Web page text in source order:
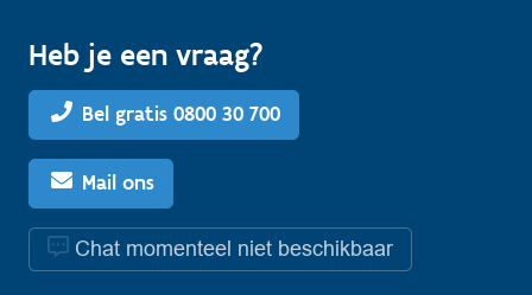
Heb je een vraag?
Bel gratis 0800 30 700
Mail ons
Chat momenteel niet beschikbaar